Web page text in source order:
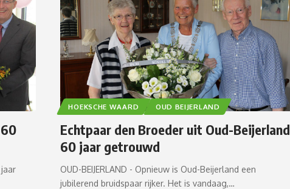
HOEKSCHE WAARD OUD BEIJERLAND
Echtpaar den Broeder uit Oud-Beijerland
60 jaar getrouwd
OUD-BEIJERLAND - Opnieuw is Oud-Beijerland een
jubilerend bruidspaar rijker. Het is vandaag,…